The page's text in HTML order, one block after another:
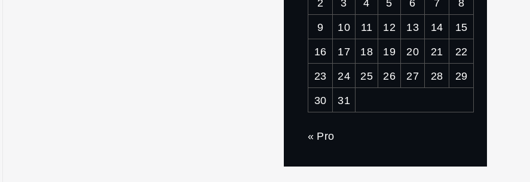
9
10 11 12 13 14
15
16
17 18 19 20 21
22
23
24 25 26 27 28
29
30
31
« Pro